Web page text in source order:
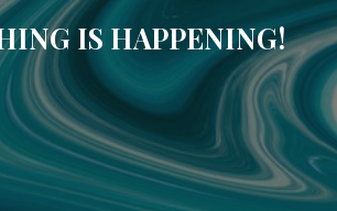
IS HAPPENING!